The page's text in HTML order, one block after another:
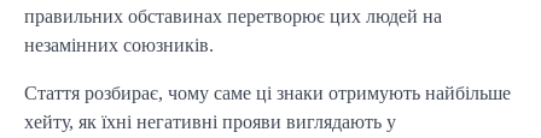
правильних обставинах перетворює цих людей на
незамінних союзників.
Стаття розбирає, чому саме ці знаки отримують найбільше
хейту, як їхні негативні прояви виглядають у